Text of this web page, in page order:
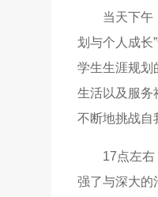
当天下午
划与个人成长
学生生涯规划
生活以及服务
不断地挑战自
17点左
强了与深大的